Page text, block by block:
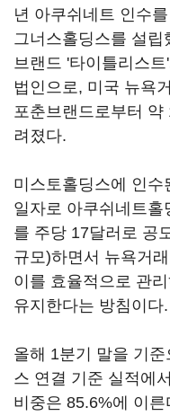
년 아쿠쉬네트 인수
그너스홀딩스를 설
브랜드 '타이틀리스
법인으로, 미국 뉴욕
포춘브랜드로부터
려졌다.
미스토홀딩스에 인
일자로 아쿠쉬네트
를 주당 17달러로 공
규모)하면서 뉴욕거
이를 효율적으로 관
유지한다는 방침이다.
올해 1분기 말을 기
스 연결 기준 실적에
비중은 85.6%에 이